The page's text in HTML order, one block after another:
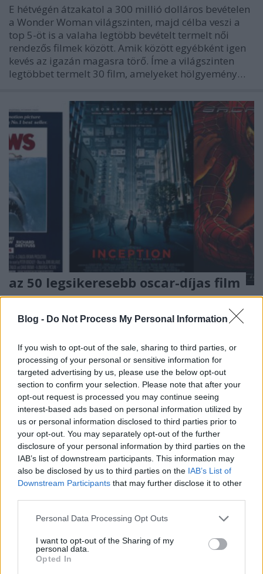
Blog - Do Not Process My Personal Information
If you wish to opt-out of the sale, sharing to third parties, or
processing of your personal or sensitive information for
targeted advertising by us, please use the below opt-out
section to confirm your selection. Please note that after your
opt-out request is processed you may continue seeing
interest-based ads based on personal information utilized by
us or personal information disclosed to third parties prior to
your opt-out. You may separately opt-out of the further
disclosure of your personal information by third parties on the
IAB’s list of downstream participants. This information may
also be disclosed by us to third parties on the IAB’s List of
Downstream Participants that may further disclose it to other
Please note that this website/app uses one or more Google
not limited to your visit or usage behaviour. You may click to
grant or deny consent to Google and its third-party tags to
use your data for below specified purposes in below Google
Personal Data Processing Opt Outs
I want to opt-out of the Sharing of my
personal data.
Opted In
E hétvégén átzakatol a 300 millió dolláros bevételen
a Wonder Woman világszinten, majd célba veszi a
top 5-öt is a valaha legtöbb bevételt termelt női
rendezős filmek között. Amik között egyébként igen
kevés az igazán magasra törő. Íme a világszinten
legtöbbet termelt 30 film, amelyeket hölgyemény…
az 50 legsikeresebb oscar-díjas film
Takács Máté•2017. február 26. 1
viszonyultak a legjobb film díját elnyerőkhöz a
mozikban, most pedig le lehet vonni a következtetést
magas bevételek és Oscar-díjak között; szó se róla, a
vizuális effektus kategória (no és persze az
animációs) könnyű utat biztosít a legnagyobb…